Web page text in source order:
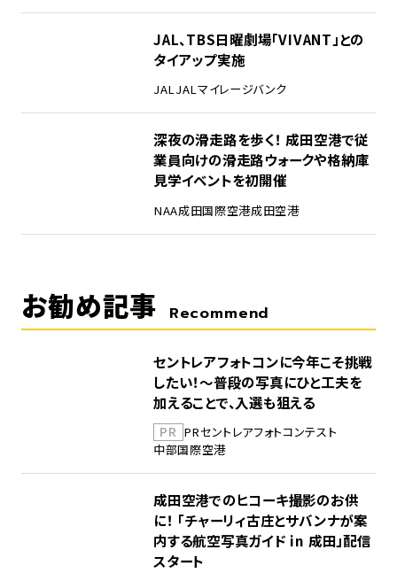
JAL、TBS日曜劇場「VIVANT」との
タイアップ実施
JALJALマイレージバンク
深夜の滑走路を歩く！ 成田空港で従
業員向けの滑走路ウォークや格納庫
見学イベントを初開催
NAA成田国際空港成田空港
お勧め記事 Recommend
セントレアフォトコンに今年こそ挑戦
したい！～普段の写真にひと工夫を
加えることで、入選も狙える
PR PRセントレアフォトコンテスト
中部国際空港
成田空港でのヒコーキ撮影のお供
に！ 「チャーリィ古庄とサバンナが案
内する航空写真ガイド in 成田」配信
スタート